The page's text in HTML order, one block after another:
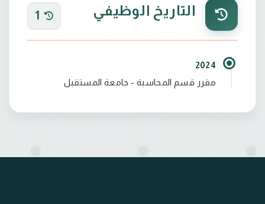
التاريخ الوظيفي 1
2024
مقرر قسم المحاسبة - جامعة المستقبل